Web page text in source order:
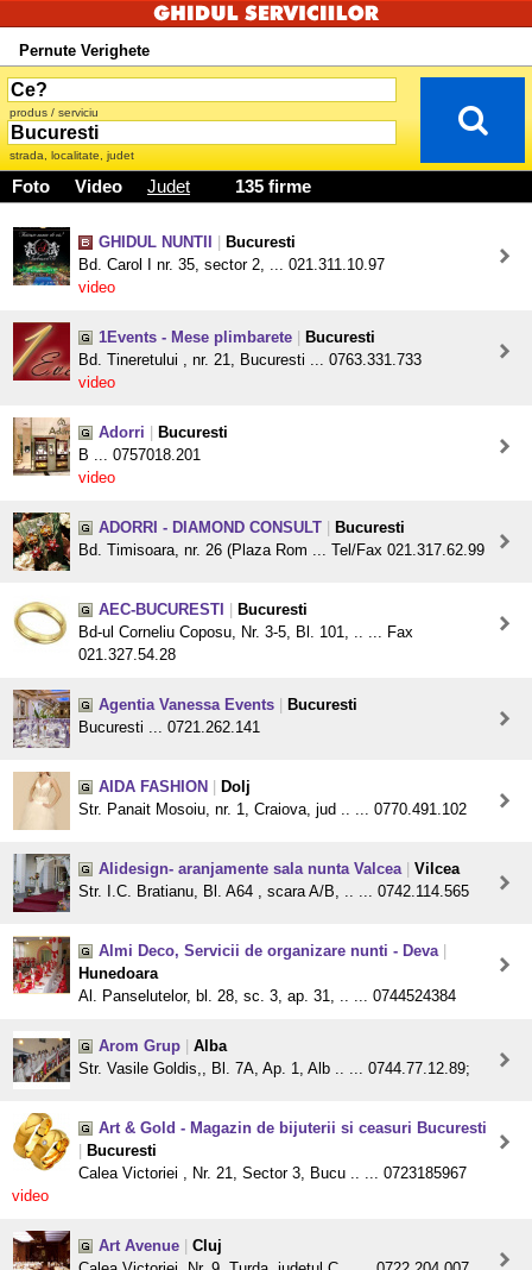
Pernute Verighete
produs / serviciu
strada, localitate, judet
Foto Video Judet 135 firme
GHIDUL NUNTII
Bucuresti
Bd. Carol I nr. 35, sector 2, ... 021.311.10.97
video
1Events - Mese plimbarete
Bucuresti
Bd. Tineretului , nr. 21, Bucuresti ... 0763.331.733
video
Adorri
Bucuresti
B ... 0757018.201
video
ADORRI - DIAMOND CONSULT
Bucuresti
Bd. Timisoara, nr. 26 (Plaza Rom ... Tel/Fax 021.317.62.99
AEC-BUCURESTI
Bucuresti
Bd-ul Corneliu Coposu, Nr. 3-5, Bl. 101, .. ... Fax
021.327.54.28
Agentia Vanessa Events
Bucuresti
Bucuresti ... 0721.262.141
AIDA FASHION
Dolj
Str. Panait Mosoiu, nr. 1, Craiova, jud .. ... 0770.491.102
Alidesign- aranjamente sala nunta Valcea
Vilcea
Str. I.C. Bratianu, Bl. A64 , scara A/B, .. ... 0742.114.565
Almi Deco, Servicii de organizare nunti - Deva
Hunedoara
Al. Panselutelor, bl. 28, sc. 3, ap. 31, .. ... 0744524384
Arom Grup
Alba
Str. Vasile Goldis,, Bl. 7A, Ap. 1, Alb .. ... 0744.77.12.89;
Art & Gold - Magazin de bijuterii si ceasuri Bucuresti
Bucuresti
Calea Victoriei , Nr. 21, Sector 3, Bucu .. ... 0723185967
video
Art Avenue
Cluj